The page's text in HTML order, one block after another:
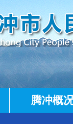
腾冲概